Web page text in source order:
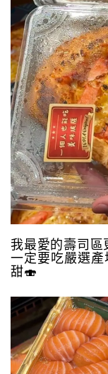
我最愛的壽司區
一定要吃嚴選
甜🍣